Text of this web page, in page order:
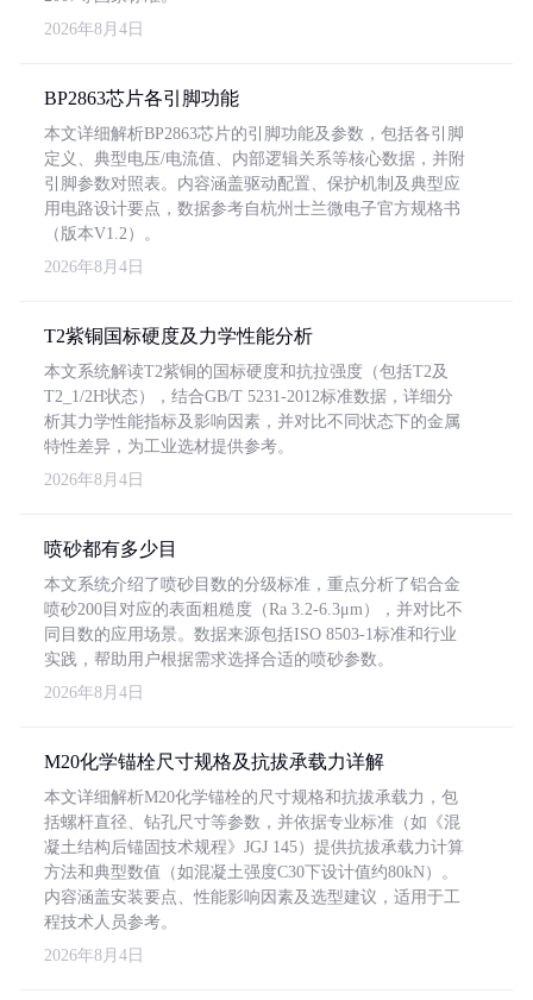
2026年8月4日
BP2863芯片各引脚功能
本文详细解析BP2863芯片的引脚功能及参数，包括各引脚
定义、典型电压/电流值、内部逻辑关系等核心数据，并附
引脚参数对照表。内容涵盖驱动配置、保护机制及典型应
用电路设计要点，数据参考自杭州士兰微电子官方规格书
（版本V1.2）。
2026年8月4日
T2紫铜国标硬度及力学性能分析
本文系统解读T2紫铜的国标硬度和抗拉强度（包括T2及
T2_1/2H状态），结合GB/T 5231-2012标准数据，详细分
析其力学性能指标及影响因素，并对比不同状态下的金属
特性差异，为工业选材提供参考。
2026年8月4日
喷砂都有多少目
本文系统介绍了喷砂目数的分级标准，重点分析了铝合金
喷砂200目对应的表面粗糙度（Ra 3.2-6.3μm），并对比不
同目数的应用场景。数据来源包括ISO 8503-1标准和行业
实践，帮助用户根据需求选择合适的喷砂参数。
2026年8月4日
M20化学锚栓尺寸规格及抗拔承载力详解
本文详细解析M20化学锚栓的尺寸规格和抗拔承载力，包
括螺杆直径、钻孔尺寸等参数，并依据专业标准（如《混
凝土结构后锚固技术规程》JGJ 145）提供抗拔承载力计算
方法和典型数值（如混凝土强度C30下设计值约80kN）。
内容涵盖安装要点、性能影响因素及选型建议，适用于工
程技术人员参考。
2026年8月4日